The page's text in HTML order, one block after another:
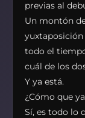
previas al
Un montón
todo el
cuál de los
Y ya está.
¿Cómo que
Sí, es todo lo